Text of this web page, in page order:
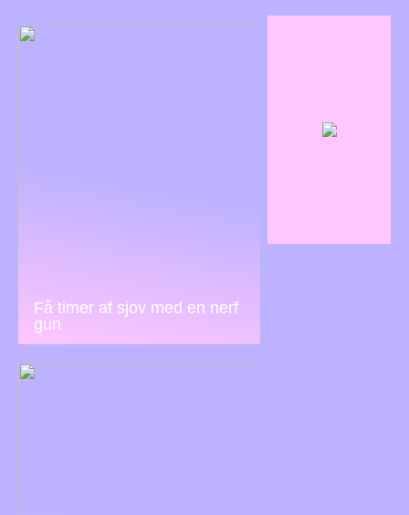
Få timer af sjov med en nerf
gun